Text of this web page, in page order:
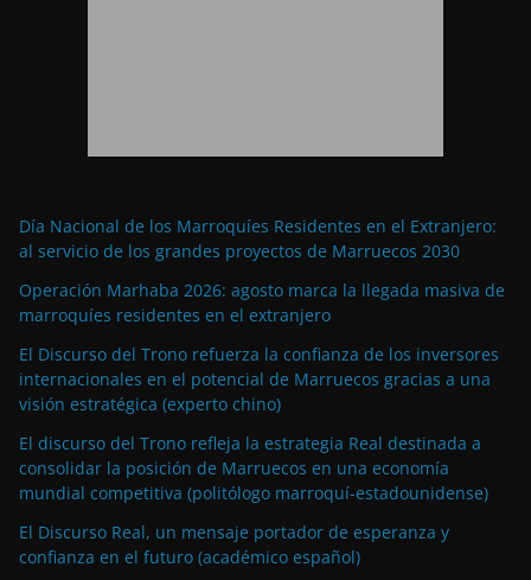
Día Nacional de los Marroquíes Residentes en el Extranjero:
al servicio de los grandes proyectos de Marruecos 2030
Operación Marhaba 2026: agosto marca la llegada masiva de
marroquíes residentes en el extranjero
El Discurso del Trono refuerza la confianza de los inversores
internacionales en el potencial de Marruecos gracias a una
visión estratégica (experto chino)
El discurso del Trono refleja la estrategia Real destinada a
consolidar la posición de Marruecos en una economía
mundial competitiva (politólogo marroquí-estadounidense)
El Discurso Real, un mensaje portador de esperanza y
confianza en el futuro (académico español)